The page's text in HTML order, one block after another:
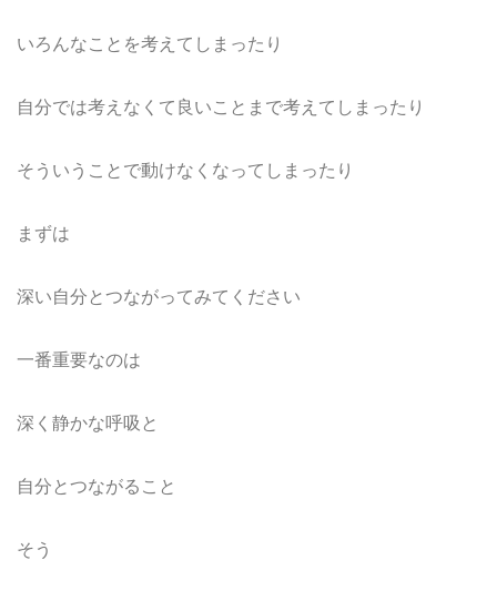
いろんなことを考えてしまったり
自分では考えなくて良いことまで考えてしまったり
そういうことで動けなくなってしまったり
まずは
深い自分とつながってみてください
一番重要なのは
深く静かな呼吸と
自分とつながること
そう